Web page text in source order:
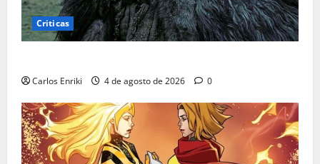
Criticas
Carlos Enriki 4 de agosto de 2026 0